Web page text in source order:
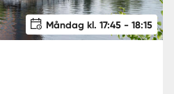
Måndag kl. 17:45 - 18:15